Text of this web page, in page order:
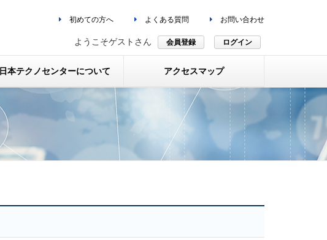
初めての方へ よくある質問 お問い合わせ
ようこそゲストさん 会員登録 ログイン
日本テクノセンターについて アクセスマップ